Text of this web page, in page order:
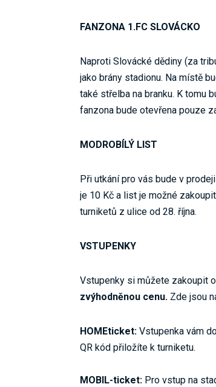
FANZONA 1.FC SLOVÁCKO
Naproti Slovácké dědiny (za
jako brány stadionu. Na místě
také střelba na branku. K tomu
fanzona bude otevřena pouze
MODROBÍLÝ LIST
Při utkání pro vás bude v
je 10 Kč a list je možné
turniketů z ulice od 28. října.
VSTUPENKY
Vstupenky si můžete zakoupit
zvýhodněnou cenu. Zde jsou
HOMEticket: Vstupenka vám
QR kód přiložíte k turniketu.
MOBIL-ticket: Pro vstup na